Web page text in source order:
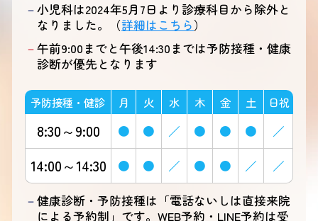
小児科は2024年5月7日より診療科目から除外と
なりました。（詳細はこちら）
午前9:00までと午後14:30までは予防接種・健康
診断が優先となります
健康診断・予防接種は「電話ないしは直接来院
による予約制」です。WEB予約・LINE予約は受
予防接種・健診 月 火 水 木 金 土 日祝
8:30～9:00 ● ● ／ ● ● ● ／
14:00～14:30 ● ● ／ ● ● ／ ／